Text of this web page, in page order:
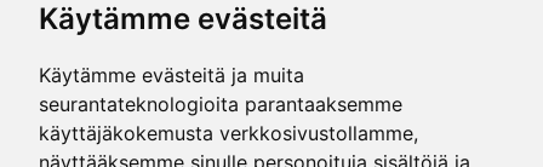
Käytämme evästeitä
Käytämme evästeitä ja muita
seurantateknologioita parantaaksemme
käyttäjäkokemusta verkkosivustollamme,
näyttääksemme sinulle personoituja sisältöjä ja
LÄHETÄ